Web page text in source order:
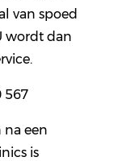
van spoed
wordt dan
567
na een
is